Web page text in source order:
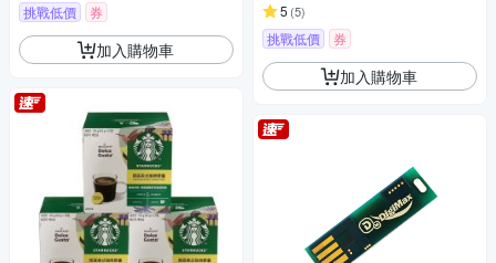
挑戰低價 券
加入購物車
5 (5)
挑戰低價 券
加入購物車